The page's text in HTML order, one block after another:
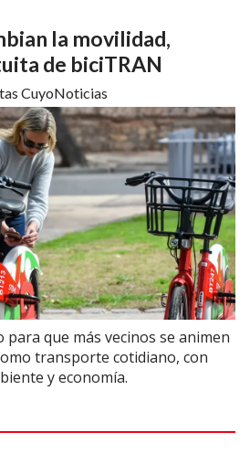
la movilidad,
de biciTRAN
CuyoNoticias
para que más vecinos se animen
transporte cotidiano, con
y economía.